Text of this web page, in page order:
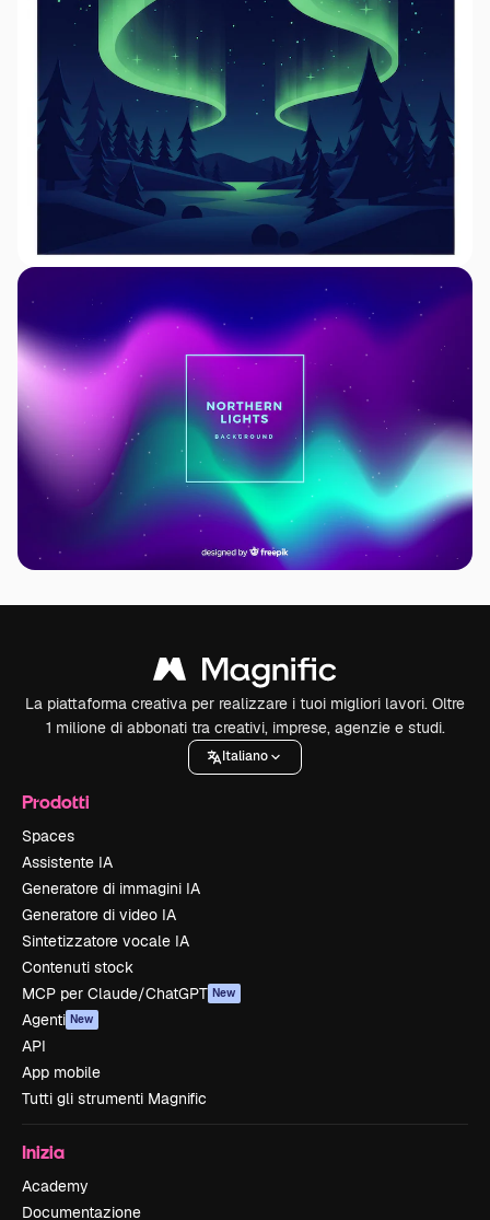
La piattaforma creativa per realizzare i tuoi migliori lavori. Oltre
1 milione di abbonati tra creativi, imprese, agenzie e studi.
Italiano
Prodotti
Spaces
Assistente IA
Generatore di immagini IA
Generatore di video IA
Sintetizzatore vocale IA
Contenuti stock
MCP per Claude/ChatGPT New
Agenti New
API
App mobile
Tutti gli strumenti Magnific
Inizia
Academy
Documentazione